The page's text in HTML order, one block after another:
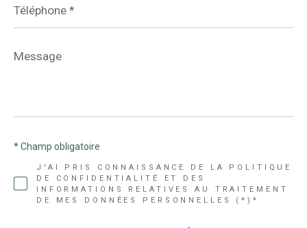
*
Message
*
J'AI PRIS CONNAISSANCE DE LA POLITIQUE
DE CONFIDENTIALITÉ ET DES
INFORMATIONS RELATIVES AU TRAITEMENT
DE MES DONNÉES PERSONNELLES (*)*
* Champ obligatoire